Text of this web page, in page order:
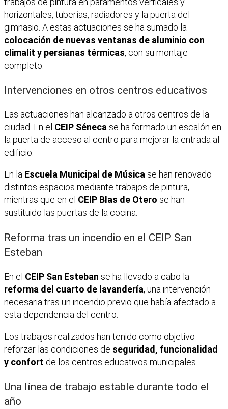
horizontales, tuberías, radiadores y la puerta del
gimnasio. A estas actuaciones se ha sumado la
colocación de nuevas ventanas de aluminio con
climalit y persianas térmicas, con su montaje
completo.
Intervenciones en otros centros educativos
Las actuaciones han alcanzado a otros centros de la
ciudad. En el CEIP Séneca se ha formado un escalón en
la puerta de acceso al centro para mejorar la entrada al
edificio.
En la Escuela Municipal de Música se han renovado
distintos espacios mediante trabajos de pintura,
mientras que en el CEIP Blas de Otero se han
sustituido las puertas de la cocina.
Reforma tras un incendio en el CEIP San
Esteban
En el CEIP San Esteban se ha llevado a cabo la
reforma del cuarto de lavandería, una intervención
necesaria tras un incendio previo que había afectado a
esta dependencia del centro.
Los trabajos realizados han tenido como objetivo
reforzar las condiciones de seguridad, funcionalidad
y confort de los centros educativos municipales.
Una línea de trabajo estable durante todo el
año